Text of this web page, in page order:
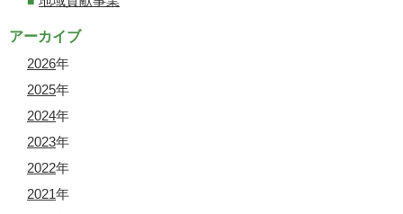
アーカイブ
2026年
2025年
2024年
2023年
2022年
2021年